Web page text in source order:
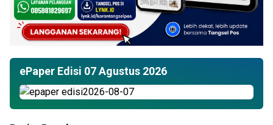
ePaper Edisi 07 Agustus 2026